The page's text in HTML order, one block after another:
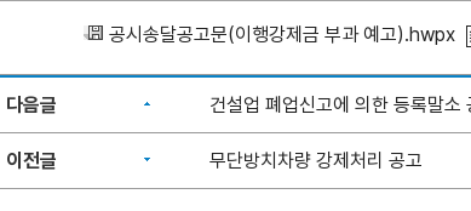
공시송달공고문(이행강제금 부과 예고).hwpx
다음글 건설업 폐업신고에 의한 등록말소
이전글 무단방치차량 강제처리 공고